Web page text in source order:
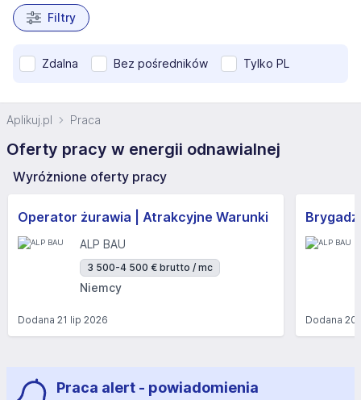
Filtry
Zdalna Bez pośredników Tylko PL
Aplikuj.pl Praca
Oferty pracy w energii odnawialnej
Wyróżnione oferty pracy
Operator żurawia | Atrakcyjne Warunki
ALP BAU
3 500-4 500 € brutto / mc
Niemcy
Dodana 21 lip 2026 Dodana20
Praca alert - powiadomienia